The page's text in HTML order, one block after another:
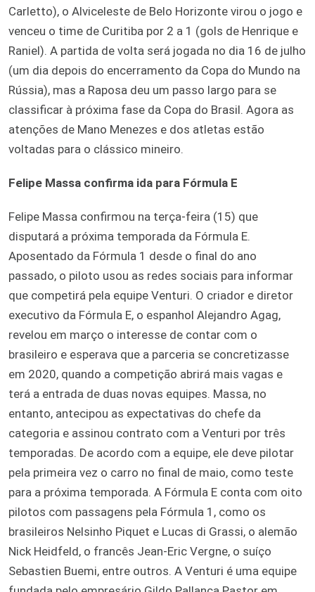
Carletto), o Alviceleste de Belo Horizonte virou o jogo e
venceu o time de Curitiba por 2 a 1 (gols de Henrique e
Raniel). A partida de volta será jogada no dia 16 de julho
(um dia depois do encerramento da Copa do Mundo na
Rússia), mas a Raposa deu um passo largo para se
classificar à próxima fase da Copa do Brasil. Agora as
atenções de Mano Menezes e dos atletas estão
voltadas para o clássico mineiro.
Felipe Massa confirma ida para Fórmula E
Felipe Massa confirmou na terça-feira (15) que
disputará a próxima temporada da Fórmula E.
Aposentado da Fórmula 1 desde o final do ano
passado, o piloto usou as redes sociais para informar
que competirá pela equipe Venturi. O criador e diretor
executivo da Fórmula E, o espanhol Alejandro Agag,
revelou em março o interesse de contar com o
brasileiro e esperava que a parceria se concretizasse
em 2020, quando a competição abrirá mais vagas e
terá a entrada de duas novas equipes. Massa, no
entanto, antecipou as expectativas do chefe da
categoria e assinou contrato com a Venturi por três
temporadas. De acordo com a equipe, ele deve pilotar
pela primeira vez o carro no final de maio, como teste
para a próxima temporada. A Fórmula E conta com oito
pilotos com passagens pela Fórmula 1, como os
brasileiros Nelsinho Piquet e Lucas di Grassi, o alemão
Nick Heidfeld, o francês Jean-Eric Vergne, o suíço
Sebastien Buemi, entre outros. A Venturi é uma equipe